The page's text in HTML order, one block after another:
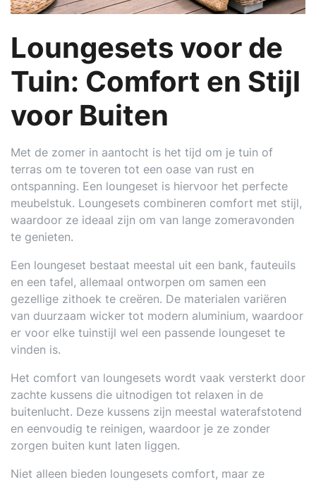
Loungesets voor de
Tuin: Comfort en Stijl
voor Buiten
Met de zomer in aantocht is het tijd om je tuin of
terras om te toveren tot een oase van rust en
ontspanning. Een loungeset is hiervoor het perfecte
meubelstuk. Loungesets combineren comfort met stijl,
waardoor ze ideaal zijn om van lange zomeravonden
te genieten.
Een loungeset bestaat meestal uit een bank, fauteuils
en een tafel, allemaal ontworpen om samen een
gezellige zithoek te creëren. De materialen variëren
van duurzaam wicker tot modern aluminium, waardoor
er voor elke tuinstijl wel een passende loungeset te
vinden is.
Het comfort van loungesets wordt vaak versterkt door
zachte kussens die uitnodigen tot relaxen in de
buitenlucht. Deze kussens zijn meestal waterafstotend
en eenvoudig te reinigen, waardoor je ze zonder
zorgen buiten kunt laten liggen.
Niet alleen bieden loungesets comfort, maar ze